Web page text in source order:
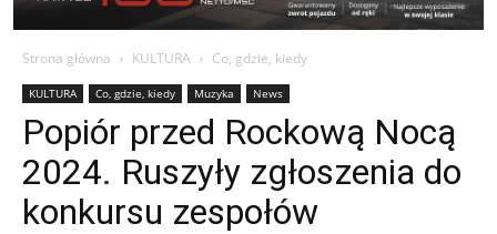
Strona główna KULTURA Co, gdzie, kiedy
KULTURA Co, gdzie, kiedy Muzyka News
Popiór przed Rockową Nocą
2024. Ruszyły zgłoszenia do
konkursu zespołów